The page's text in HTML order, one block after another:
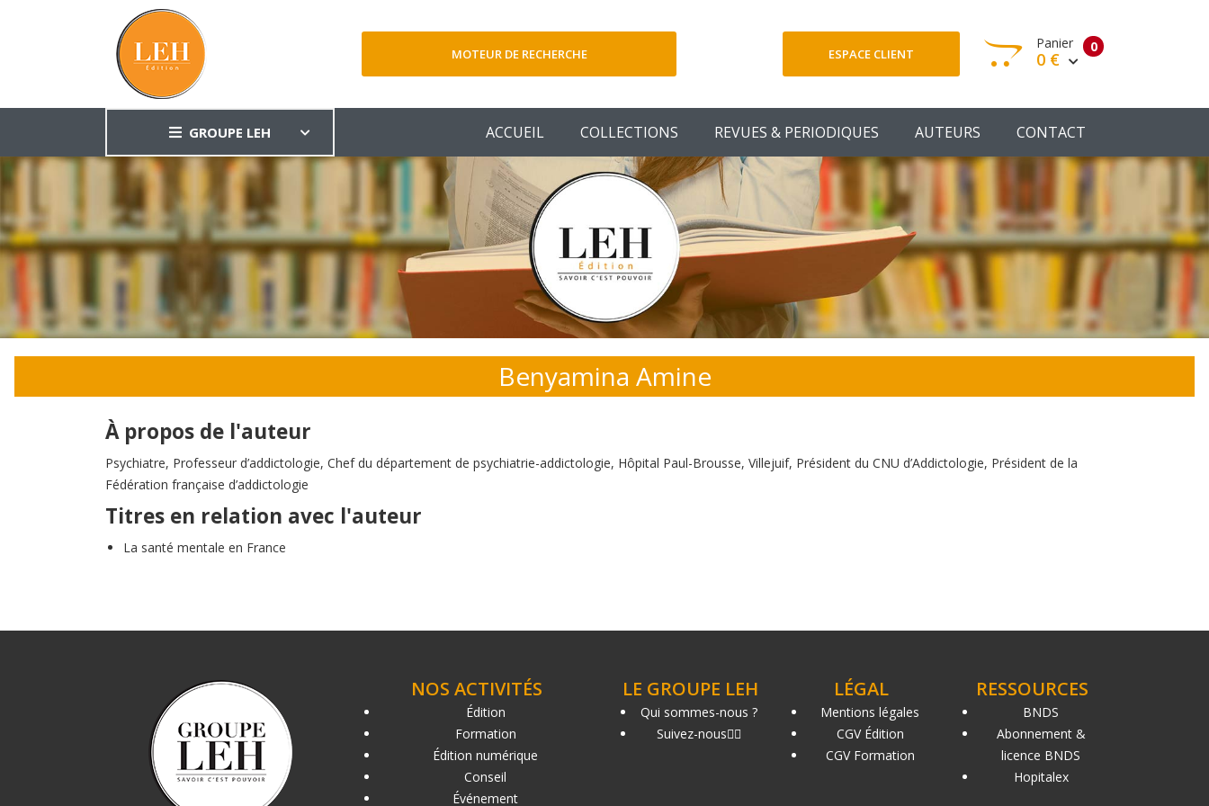
MOTEUR DE RECHERCHE ESPACE CLIENT 0
Panier
0 €
Votre panier est vide
Votre Panier
GROUPE LEH ACCUEIL COLLECTIONS REVUES & PERIODIQUES AUTEURS CONTACT
Benyamina Amine
À propos de l'auteur
Psychiatre, Professeur d’addictologie, Chef du département de psychiatrie-addictologie, Hôpital Paul-Brousse, Villejuif, Président du CNU d’Addictologie, Président de la
Fédération française d’addictologie
Titres en relation avec l'auteur
La santé mentale en France
NOS ACTIVITÉS
Édition
Formation
Édition numérique
Conseil
Événement
LE GROUPE LEH
Qui sommes-nous ?
Suivez-nous
LÉGAL
Mentions légales
CGV Édition
CGV Formation
RESSOURCES
BNDS
Abonnement &
licence BNDS
Hopitalex